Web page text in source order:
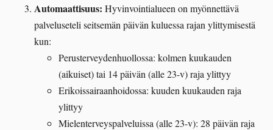
Automaattisuus: Hyvinvointialueen on myönnettävä
palveluseteli seitsemän päivän kuluessa rajan ylittymisestä
kun:
Perusterveydenhuollossa: kolmen kuukauden
(aikuiset) tai 14 päivän (alle 23-v) raja ylittyy
Erikoissairaanhoidossa: kuuden kuukauden raja
ylittyy
Mielenterveyspalveluissa (alle 23-v): 28 päivän raja